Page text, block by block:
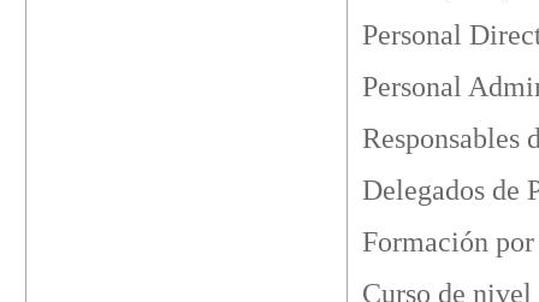
Personal
Personal
Responsables
Delegados de
Formación
Curso de